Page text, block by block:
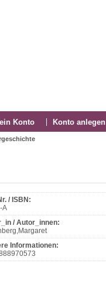
Konto Konto anlegen
/ ISBN:
A
/ Autor_innen:
Informationen: